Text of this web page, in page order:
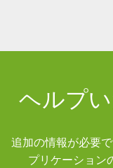
ヘルプ
追加の情報が必要
プリケーション